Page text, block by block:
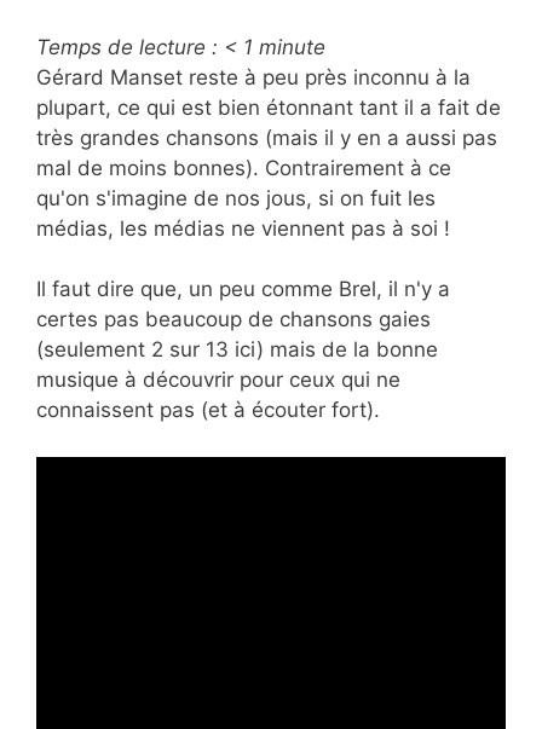
Temps de lecture : < 1 minute
Gérard Manset reste à peu près inconnu à la
plupart, ce qui est bien étonnant tant il a fait de
très grandes chansons (mais il y en a aussi pas
mal de moins bonnes). Contrairement à ce
qu'on s'imagine de nos jous, si on fuit les
médias, les médias ne viennent pas à soi !
Il faut dire que, un peu comme Brel, il n'y a
certes pas beaucoup de chansons gaies
(seulement 2 sur 13 ici) mais de la bonne
musique à découvrir pour ceux qui ne
connaissent pas (et à écouter fort).